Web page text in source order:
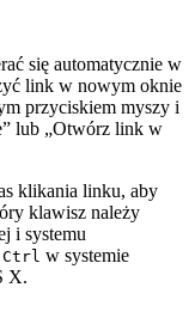
się automatycznie w
link w nowym oknie
przyciskiem myszy i
lub „Otwórz link w
klikania linku, aby
klawisz należy
i systemu
Ctrl w systemie
X.